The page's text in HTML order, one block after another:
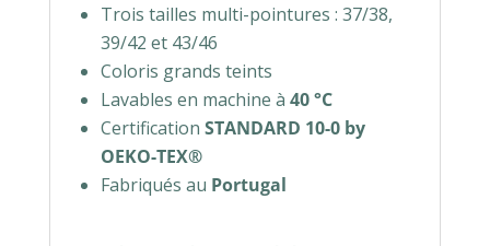
Trois tailles multi-pointures : 37/38,
39/42 et 43/46
Coloris grands teints
Lavables en machine à 40 °C
Certification STANDARD 10-0 by
OEKO-TEX®
Fabriqués au Portugal